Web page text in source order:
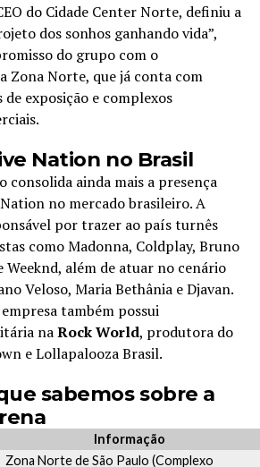
do Cidade Center Norte, definiu a
dos sonhos ganhando vida”,
do grupo com o
Zona Norte, que já conta com
de exposição e complexos
Nation no Brasil
consolida ainda mais a presença
no mercado brasileiro. A
por trazer ao país turnês
como Madonna, Coldplay, Bruno
Weeknd, além de atuar no cenário
Veloso, Maria Bethânia e Djavan.
também possui
naRock World, produtora do
e Lollapalooza Brasil.
sabemos sobre a
Informação
Zona Norte de São Paulo (Complexo